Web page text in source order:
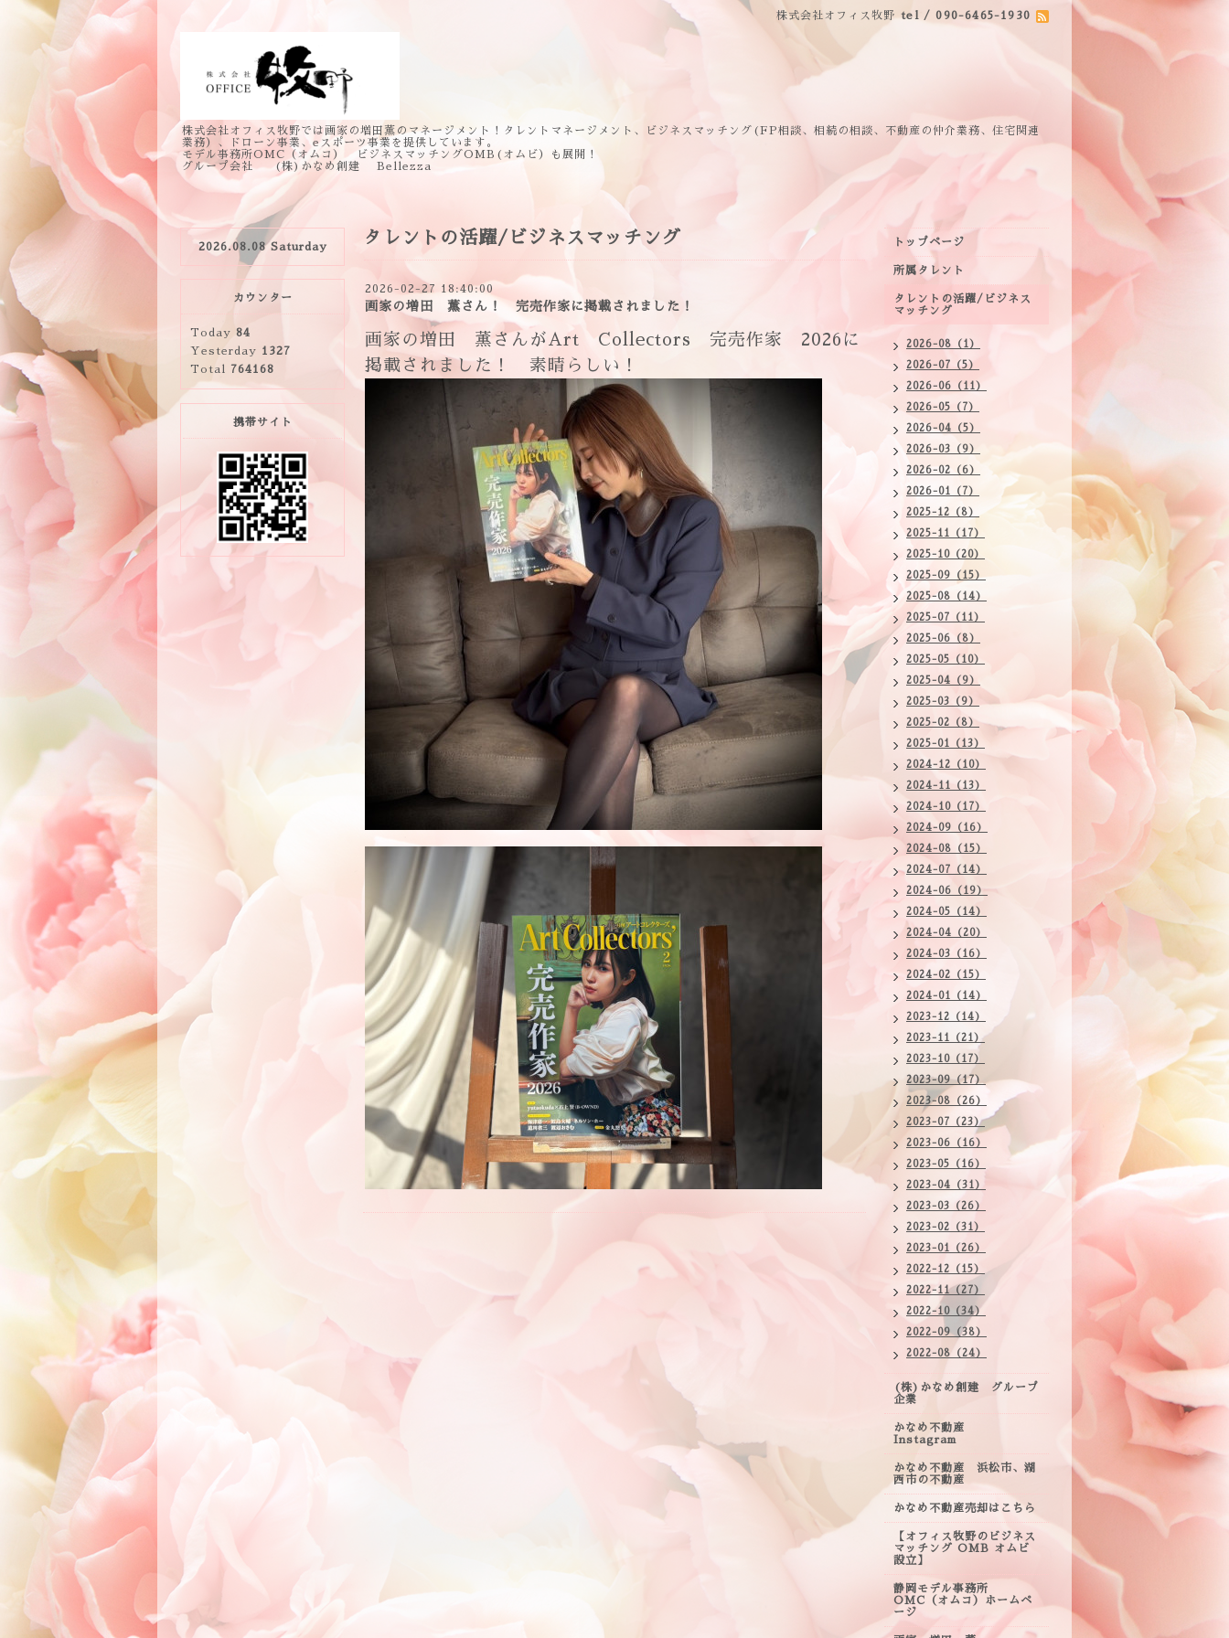
株式会社オフィス牧野 tel / 090-6465-1930
株式会社オフィス牧野では画家の増田薫のマネージメント！タレントマネージメント、ビジネスマッチング(FP相談、相続の相談、不動産の仲介業務、住宅関連
業務）、ドローン事業、eスポーツ事業を提供しています。
モデル事務所OMC（オムコ） ビジネスマッチングOMB(オムビ）も展開！
グループ会社 (株)かなめ創建 Bellezza
タレントの活躍/ビジネスマッチング
2026-02-27 18:40:00
画家の増田 薫さん！ 完売作家に掲載されました！
画家の増田 薫さんがArt Collectors 完売作家 2026に
掲載されました！ 素晴らしい！
トップページ
所属タレント
タレントの活躍/ビジネス
マッチング
2026-08（1）
2026-07（5）
2026-06（11）
2026-05（7）
2026-04（5）
2026-03（9）
2026-02（6）
2026-01（7）
2025-12（8）
2025-11（17）
2025-10（20）
2025-09（15）
2025-08（14）
2025-07（11）
2025-06（8）
2025-05（10）
2025-04（9）
2025-03（9）
2025-02（8）
2025-01（13）
2024-12（10）
2024-11（13）
2024-10（17）
2024-09（16）
2024-08（15）
2024-07（14）
2024-06（19）
2024-05（14）
2024-04（20）
2024-03（16）
2024-02（15）
2024-01（14）
2023-12（14）
2023-11（21）
2023-10（17）
2023-09（17）
2023-08（26）
2023-07（23）
2023-06（16）
2023-05（16）
2023-04（31）
2023-03（26）
2023-02（31）
2023-01（26）
2022-12（15）
2022-11（27）
2022-10（34）
2022-09（38）
2022-08（24）
(株)かなめ創建 グループ
企業
かなめ不動産
Instagram
かなめ不動産 浜松市、湖
西市の不動産
かなめ不動産売却はこちら
【オフィス牧野のビジネス
マッチング OMB オムビ
設立】
静岡モデル事務所
OMC（オムコ）ホームペ
ージ
2026.08.08 Saturday
カウンター
Today 84
Yesterday 1327
Total 764168
携帯サイト